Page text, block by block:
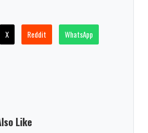
X Reddit WhatsApp
Like